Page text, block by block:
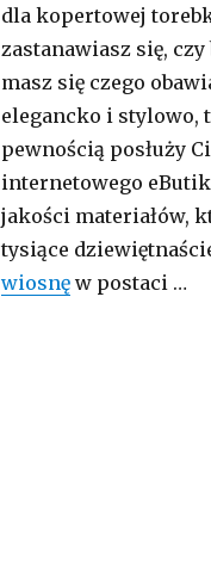
dla kopertowej
zastanawiasz się,
masz się czego
elegancko i stylowo,
pewnością posłuży
internetowego
jakości materiałów,
tysiące
wiosnęw postaci …